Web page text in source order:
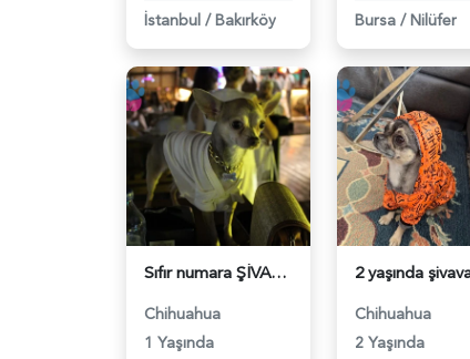
İstanbul / Bakırköy
Bursa / Nilüfer
Sıfır numara ŞİVAVA en küçük boy - 118983982
Chihuahua
1 Yaşında
Chihuahua
2 Yaşında